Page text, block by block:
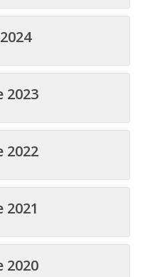
2023
2022
2021
2020